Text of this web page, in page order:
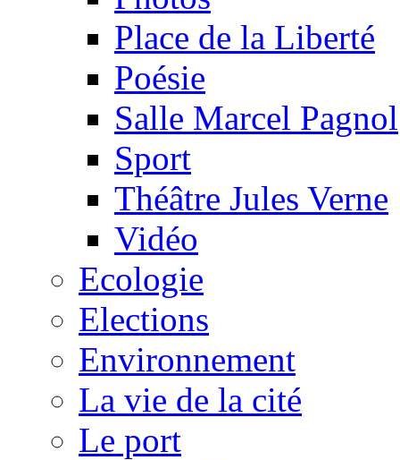
Place de la Liberté
Poésie
Salle Marcel Pagnol
Sport
Théâtre Jules Verne
Vidéo
Ecologie
Elections
Environnement
La vie de la cité
Le port